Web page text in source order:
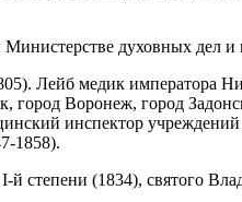
духовных дел и
Лейб медик императора
город Воронеж, город
инспектор
1858).
степени (1834), святого